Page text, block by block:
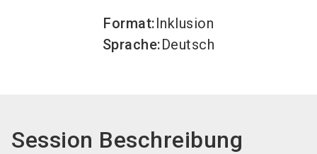
Format:Inklusion
Sprache:Deutsch
Session Beschreibung